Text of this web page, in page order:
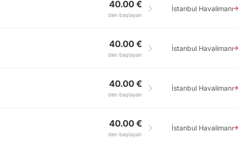
40.00 €
den başlayan
İstanbul Havalimanı
40.00 €
den başlayan
İstanbul Havalimanı
40.00 €
den başlayan
İstanbul Havalimanı
40.00 €
den başlayan
İstanbul Havalimanı